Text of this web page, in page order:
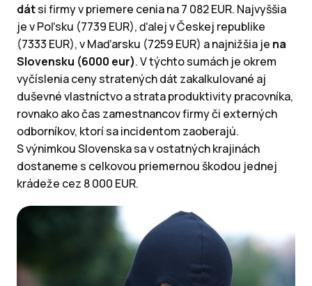
dátsi firmy v priemere cenia na 7 082 EUR. Najvyššia
je v Poľsku (7739 EUR), ďalej v Českej republike
(7333 EUR), v Maďarsku (7259 EUR) a najnižšia je na
Slovensku (6000 eur). V týchto sumách je okrem
vyčíslenia ceny stratených dát zakalkulované aj
duševné vlastníctvo a strata produktivity pracovníka,
rovnako ako čas zamestnancov firmy či externých
odborníkov, ktorí sa incidentom zaoberajú.
S výnimkou Slovenska sa v ostatných krajinách
dostaneme s celkovou priemernou škodou jednej
krádeže cez 8 000 EUR.